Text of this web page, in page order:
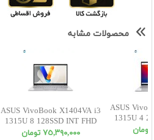
محصولات مشابه
ASUS VivoBook X1404VA i3
1315U 8 128SSD INT FHD
٧٥,٣٩٠,٠٠٠ تومان
ASUS
1315U 4